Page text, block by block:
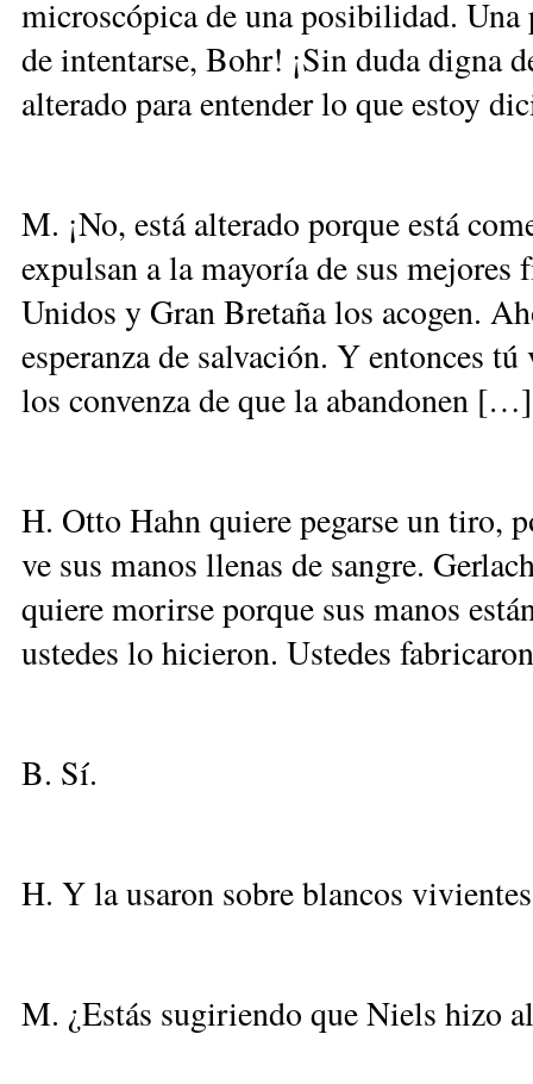
microscópica de una posibilidad.
de intentarse, Bohr! ¡Sin duda digna
alterado para entender lo que estoy
M. ¡No, está alterado porque está
expulsan a la mayoría de sus
Unidos y Gran Bretaña los acogen.
esperanza de salvación. Y entonces
los convenza de que la abandonen […]
H. Otto Hahn quiere pegarse un tiro,
ve sus manos llenas de sangre.
quiere morirse porque sus manos
ustedes lo hicieron. Ustedes
B. Sí.
H. Y la usaron sobre blancos
M. ¿Estás sugiriendo que Niels hizo